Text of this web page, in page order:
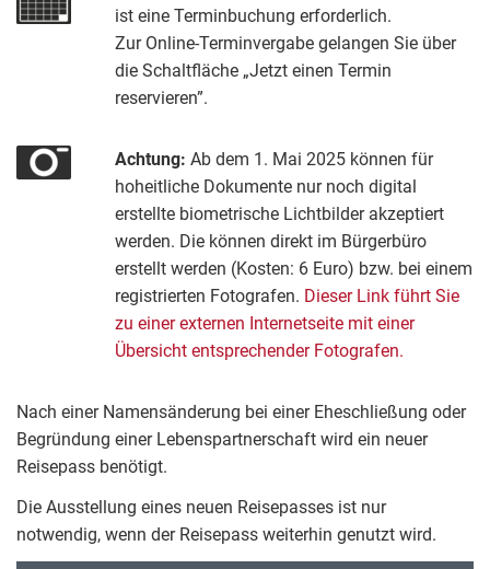
ist eine Terminbuchung erforderlich.
Zur Online-Terminvergabe gelangen Sie über
die Schaltfläche „Jetzt einen Termin
reservieren”.
Achtung: Ab dem 1. Mai 2025 können für
hoheitliche Dokumente nur noch digital
erstellte biometrische Lichtbilder akzeptiert
werden. Die können direkt im Bürgerbüro
erstellt werden (Kosten: 6 Euro) bzw. bei einem
registrierten Fotografen. Dieser Link führt Sie
zu einer externen Internetseite mit einer
Übersicht entsprechender Fotografen.
Nach einer Namensänderung bei einer Eheschließung oder
Begründung einer Lebenspartnerschaft wird ein neuer
Reisepass benötigt.
Die Ausstellung eines neuen Reisepasses ist nur
notwendig, wenn der Reisepass weiterhin genutzt wird.